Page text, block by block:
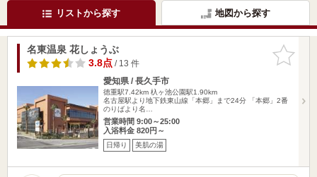
リストから探す 地図から探す
お気に入
りに追加
名東温泉 花しょうぶ
3.8点/ 13 件
愛知県 / 長久手市
徳重駅7.42km 杁ヶ池公園駅1.90km
名古屋駅より地下鉄東山線「本郷」まで24分 「本郷」2番
のりばより名…
営業時間 9:00～25:00
入浴料金 820円～
日帰り 美肌の湯